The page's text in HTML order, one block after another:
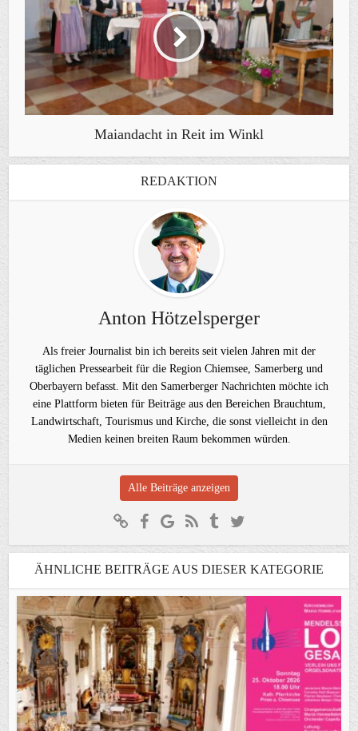
Maiandacht in Reit im Winkl
REDAKTION
Anton Hötzelsperger
Als freier Journalist bin ich bereits seit vielen Jahren mit der
täglichen Pressearbeit für die Region Chiemsee, Samerberg und
Oberbayern befasst. Mit den Samerberger Nachrichten möchte ich
eine Plattform bieten für Beiträge aus den Bereichen Brauchtum,
Landwirtschaft, Tourismus und Kirche, die sonst vielleicht in den
Medien keinen breiten Raum bekommen würden.
Alle Beiträge anzeigen
ÄHNLICHE BEITRÄGE AUS DIESER KATEGORIE